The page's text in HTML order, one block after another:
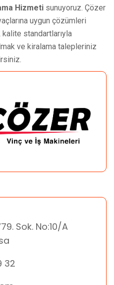
Hizmeti sunuyoruz. Çözer
uygun çözümleri
standartlarıyla
ve kiralama talepleriniz
Sok. No:10/A
32